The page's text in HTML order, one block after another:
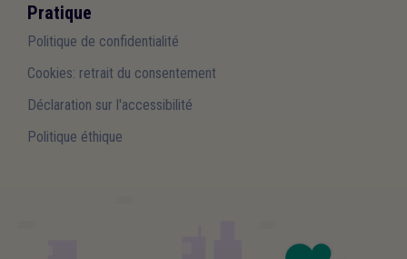
Pratique
Politique de confidentialité
Cookies: retrait du consentement
Déclaration sur l'accessibilité
Politique éthique